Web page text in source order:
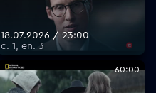
18.07.2026 / 23:00
с. 1, еп. 3
60:00